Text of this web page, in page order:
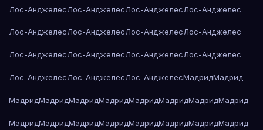
Лос-АнджелесЛос-АнджелесЛос-АнджелесЛос-Анджелес
Лос-АнджелесЛос-АнджелесЛос-АнджелесЛос-Анджелес
Лос-АнджелесЛос-АнджелесЛос-АнджелесЛос-Анджелес
Лос-АнджелесЛос-АнджелесЛос-АнджелесМадридМадрид
МадридМадридМадридМадридМадридМадридМадридМадрид
МадридМадридМадридМадридМадридМадридМадридМадрид